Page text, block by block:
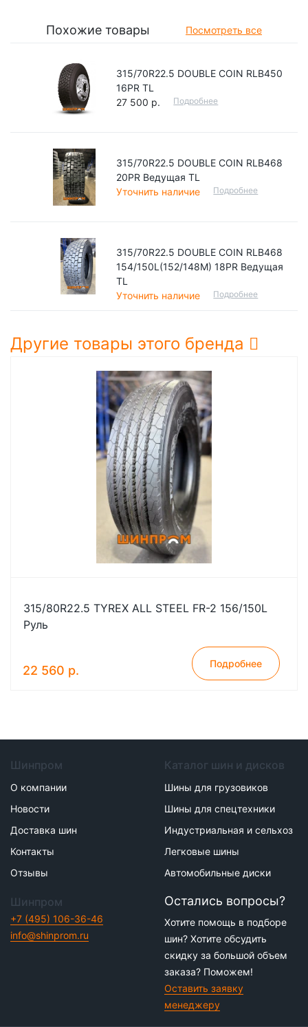
Похожие товары Посмотреть все
315/70R22.5 DOUBLE COIN RLB450
16PR TL
27 500 р.
Подробнее
315/70R22.5 DOUBLE COIN RLB468
20PR Ведущая TL
Уточнить наличие
Подробнее
315/70R22.5 DOUBLE COIN RLB468
154/150L(152/148М) 18PR Ведущая
TL
Уточнить наличие
Подробнее
Другие товары этого бренда
315/80R22.5 TYREX ALL STEEL FR-2 156/150L
Руль
22 560 р. Подробнее
Шинпром
О компании
Новости
Доставка шин
Контакты
Отзывы
Каталог шин и дисков
Шины для грузовиков
Шины для спецтехники
Индустриальная и сельхоз
Легковые шины
Автомобильные диски
Шинпром
+7 (495) 106-36-46
info@shinprom.ru
Остались вопросы?
Хотите помощь в подборе
шин? Хотите обсудить
скидку за большой объем
заказа? Поможем!
Оставить заявку
менеджеру